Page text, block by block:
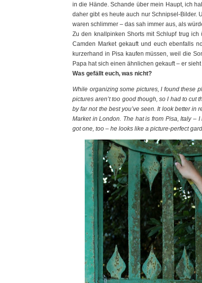
in die Hände. Schande über mein Haupt, ich
daher gibt es heute auch nur Schnipsel-Bilder.
waren schlimmer – das sah immer aus, als
Zu den knallpinken Shorts mit Schlupf trug
Camden Market gekauft und euch ebenfalls
kurzerhand in Pisa kaufen müssen, weil die
Papa hat sich einen ähnlichen gekauft – er
Was gefällt euch, was nicht?
While organizing some pictures, I found these
pictures aren’t too good though, so I had to cut
by far not the best you’ve seen. It look better in
Market in London. The hat is from Pisa, Italy –
got one, too – he looks like a picture-perfect